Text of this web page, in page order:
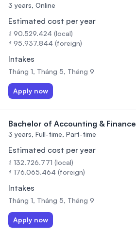
3 years, Online
Estimated cost per year
₫ 90.529.424 (local)
₫ 95.937.844 (foreign)
Intakes
Tháng 1, Tháng 5, Tháng 9
Apply now
Bachelor of Accounting &
3 years, Full-time, Part-time
Estimated cost per year
₫ 132.726.771 (local)
₫ 176.065.464 (foreign)
Intakes
Tháng 1, Tháng 5, Tháng 9
Apply now